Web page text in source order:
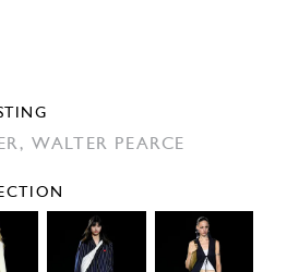
WALTER PEARCE